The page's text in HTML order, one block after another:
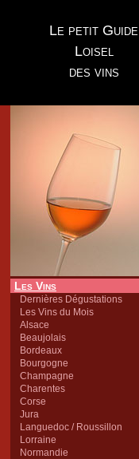
Le petit Guide
Loisel
des vins
Les Vins
Dernières Dégustations
Les Vins du Mois
Alsace
Beaujolais
Bordeaux
Bourgogne
Champagne
Charentes
Corse
Jura
Languedoc / Roussillon
Lorraine
Normandie